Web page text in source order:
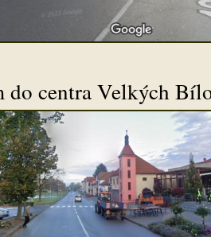
do centra Velkých